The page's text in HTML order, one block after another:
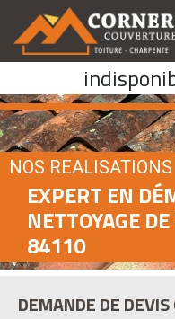
NOS REALISATIONS
EXPERT EN
NETTOYAGE
84110
DEMANDE DE